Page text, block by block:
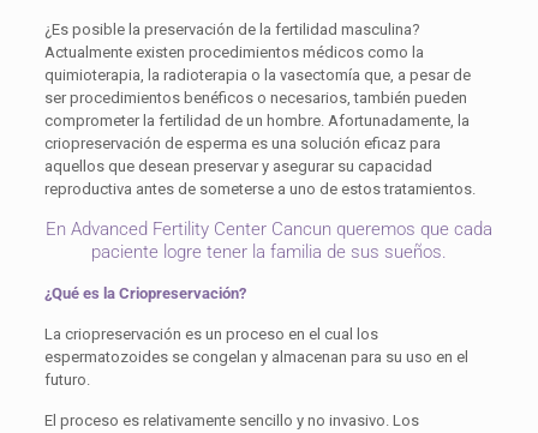
¿Es posible la preservación de la fertilidad masculina?
Actualmente existen procedimientos médicos como la
quimioterapia, la radioterapia o la vasectomía que, a pesar de
ser procedimientos benéficos o necesarios, también pueden
comprometer la fertilidad de un hombre. Afortunadamente, la
criopreservación de esperma es una solución eficaz para
aquellos que desean preservar y asegurar su capacidad
reproductiva antes de someterse a uno de estos tratamientos.
En Advanced Fertility Center Cancun queremos que cada
paciente logre tener la familia de sus sueños.
¿Qué es la Criopreservación?
La criopreservación es un proceso en el cual los
espermatozoides se congelan y almacenan para su uso en el
futuro.
El proceso es relativamente sencillo y no invasivo. Los